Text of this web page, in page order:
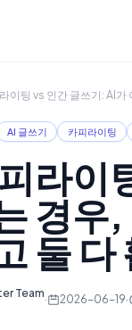
이팅 vs 인간 글쓰기: AI가
AI 글쓰기 카피라이팅
라이
경우
둘 다
Team· 2026-06-19·